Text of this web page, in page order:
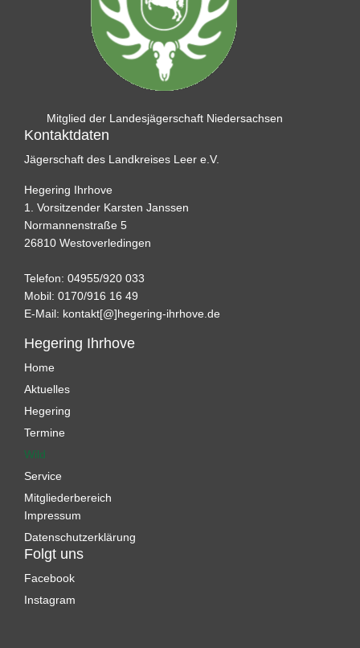
Mitglied der Landesjägerschaft Niedersachsen
Kontaktdaten
Jägerschaft des Landkreises Leer e.V.
Hegering Ihrhove
1. Vorsitzender Karsten Janssen
Normannenstraße 5
26810 Westoverledingen
Telefon: 04955/920 033
Mobil: 0170/916 16 49
E-Mail: kontakt[@]hegering-ihrhove.de
Hegering Ihrhove
Home
Aktuelles
Hegering
Termine
Wild
Service
Mitgliederbereich
Impressum
Datenschutzerklärung
Folgt uns
Facebook
Instagram